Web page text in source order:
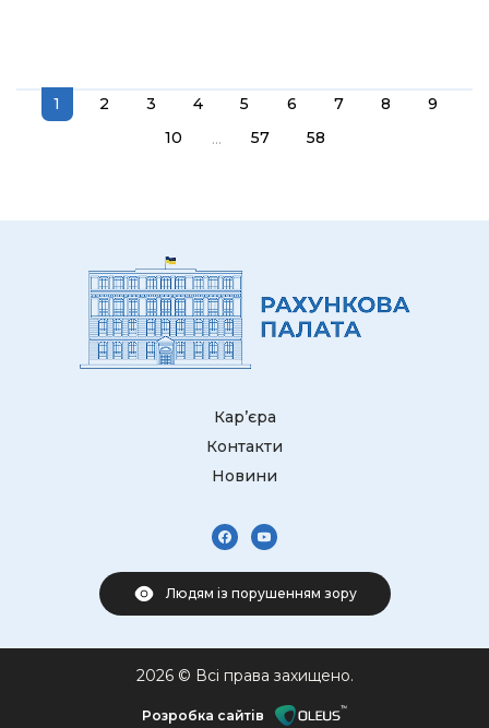
1 2 3 4 5 6 7 8
9
10
... 57 58
Кар’єра
Контакти
Новини
Людям із порушенням зору
2026 © Всі права захищено.
Розробка сайтів